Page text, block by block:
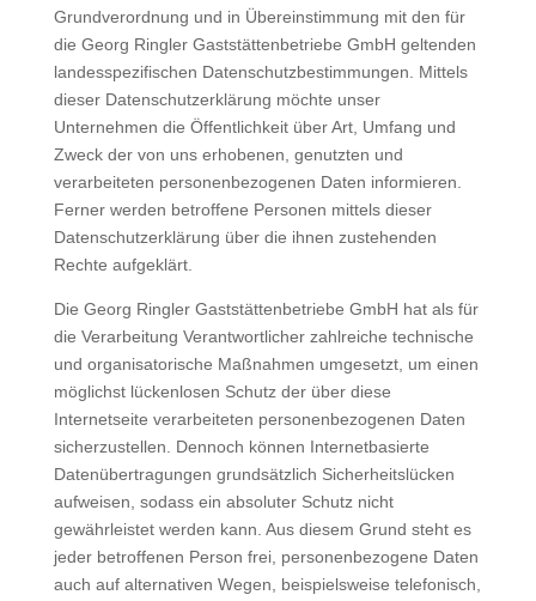
Grundverordnung und in Übereinstimmung mit den für
die Georg Ringler Gaststättenbetriebe GmbH geltenden
landesspezifischen Datenschutzbestimmungen. Mittels
dieser Datenschutzerklärung möchte unser
Unternehmen die Öffentlichkeit über Art, Umfang und
Zweck der von uns erhobenen, genutzten und
verarbeiteten personenbezogenen Daten informieren.
Ferner werden betroffene Personen mittels dieser
Datenschutzerklärung über die ihnen zustehenden
Rechte aufgeklärt.
Die Georg Ringler Gaststättenbetriebe GmbH hat als für
die Verarbeitung Verantwortlicher zahlreiche technische
und organisatorische Maßnahmen umgesetzt, um einen
möglichst lückenlosen Schutz der über diese
Internetseite verarbeiteten personenbezogenen Daten
sicherzustellen. Dennoch können Internetbasierte
Datenübertragungen grundsätzlich Sicherheitslücken
aufweisen, sodass ein absoluter Schutz nicht
gewährleistet werden kann. Aus diesem Grund steht es
jeder betroffenen Person frei, personenbezogene Daten
auch auf alternativen Wegen, beispielsweise telefonisch,